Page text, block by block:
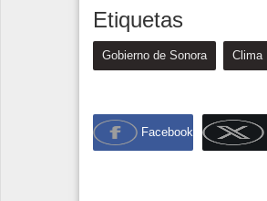
Etiquetas
Gobierno de Sonora Clima
Facebook